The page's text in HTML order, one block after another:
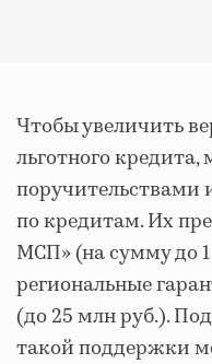
Чтобы увеличить
льготного
поручительствами
по кредитам. Их
МСП» (на сумму до
региональные
(до 25 млн руб.).
такой поддержки